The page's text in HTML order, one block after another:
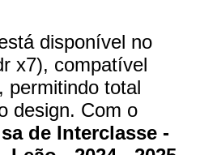
disponível no
x7), compatível
permitindo total
design. Com o
de Interclasse -